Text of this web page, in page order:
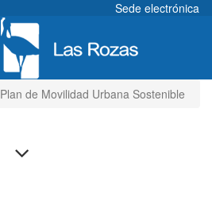
Sede electrónica
Plan de Movilidad Urbana Sostenible